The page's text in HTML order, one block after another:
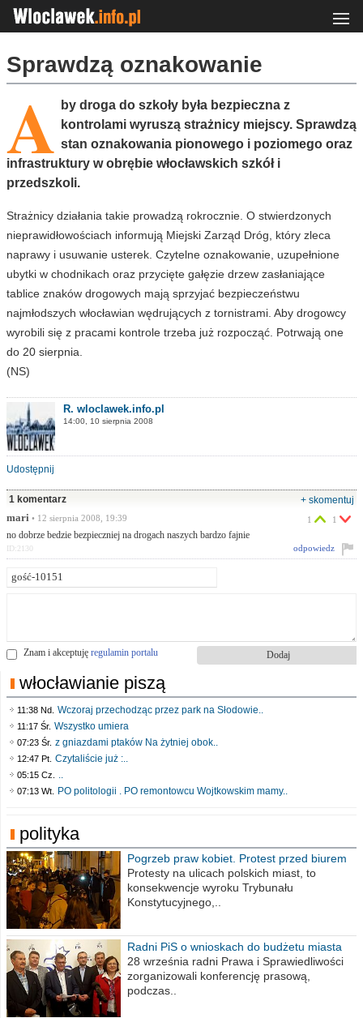
Sprawdzą oznakowanie
A
by droga do szkoły była bezpieczna z
kontrolami wyruszą strażnicy miejscy. Sprawdzą
stan oznakowania pionowego i poziomego oraz
infrastruktury w obrębie włocławskich szkół i
przedszkoli.
Strażnicy działania takie prowadzą rokrocznie. O stwierdzonych
nieprawidłowościach informują Miejski Zarząd Dróg, który zleca
naprawy i usuwanie usterek. Czytelne oznakowanie, uzupełnione
ubytki w chodnikach oraz przycięte gałęzie drzew zasłaniające
tablice znaków drogowych mają sprzyjać bezpieczeństwu
najmłodszych włocławian wędrujących z tornistrami. Aby drogowcy
wyrobili się z pracami kontrole trzeba już rozpocząć. Potrwają one
do 20 sierpnia.
(NS)
R. wloclawek.info.pl
14:00, 10 sierpnia 2008
Udostępnij
1 komentarz
+ skomentuj
mari • 12 sierpnia 2008, 19:39
no dobrze bedzie bezpieczniej na drogach naszych bardzo fajnie
1 1
odpowiedz
ID:2130
Znam i akceptuję regulamin portalu
włocławianie piszą
11:38 Nd. Wczoraj przechodząc przez park na Słodowie..
11:17 Śr. Wszystko umiera
07:23 Śr. z gniazdami ptaków Na żytniej obok..
12:47 Pt. Czytaliście już :..
05:15 Cz. ..
07:13 Wt. PO politologii . PO remontowcu Wojtkowskim mamy..
polityka
Pogrzeb praw kobiet. Protest przed biurem
poselskim PiS
Protesty na ulicach polskich miast, to
konsekwencje wyroku Trybunału
Konstytucyjnego,..
Radni PiS o wnioskach do budżetu miasta
na 2021 rok
28 września radni Prawa i Sprawiedliwości
zorganizowali konferencję prasową,
podczas..